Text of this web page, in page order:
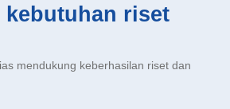
kebutuhan riset
mendukung keberhasilan riset dan